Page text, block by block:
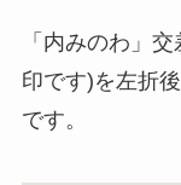
「内みのわ」
印です)を左折
です。